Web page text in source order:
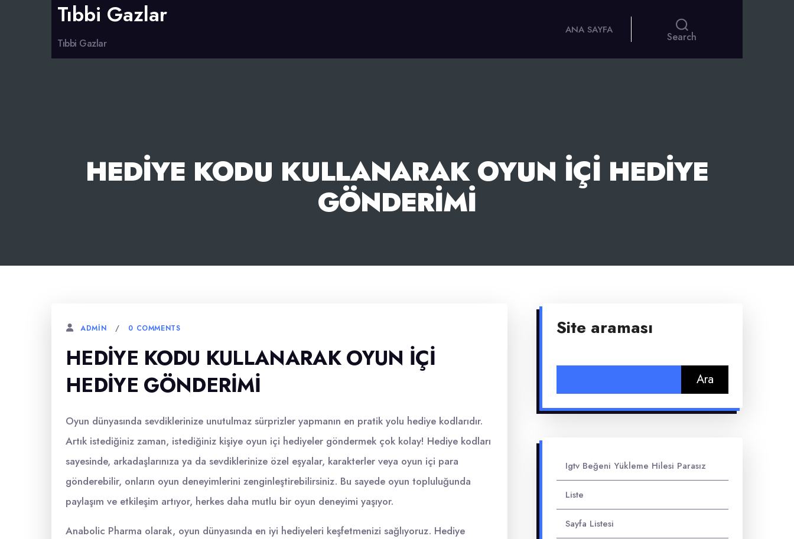
Tıbbi Gazlar
Tıbbi Gazlar
ANA SAYFA
Search
HEDIYE KODU KULLANARAK OYUN İÇI HEDIYE
GÖNDERIMI
ADMIN 0 COMMENTS
HEDIYE KODU KULLANARAK OYUN İÇI
HEDIYE GÖNDERIMI
Oyun dünyasında sevdiklerinize unutulmaz sürprizler yapmanın en pratik yolu hediye kodlarıdır.
Artık istediğiniz zaman, istediğiniz kişiye oyun içi hediyeler göndermek çok kolay! Hediye kodları
sayesinde, arkadaşlarınıza ya da sevdiklerinize özel eşyalar, karakterler veya oyun içi para
gönderebilir, onların oyun deneyimlerini zenginleştirebilirsiniz. Bu sayede oyun topluluğunda
paylaşım ve etkileşim artıyor, herkes daha mutlu bir oyun deneyimi yaşıyor.
Anabolic Pharma olarak, oyun dünyasında en iyi hediyeleri keşfetmenizi sağlıyoruz. Hediye
Site araması
Igtv Beğeni Yükleme Hilesi Parasız
Liste
Sayfa Listesi